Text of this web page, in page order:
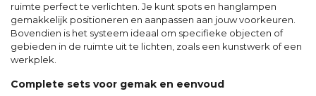
ruimte perfect te verlichten. Je kunt spots en hanglampen
gemakkelijk positioneren en aanpassen aan jouw voorkeuren.
Bovendien is het systeem ideaal om specifieke objecten of
gebieden in de ruimte uit te lichten, zoals een kunstwerk of een
werkplek.
Complete sets voor gemak en eenvoud